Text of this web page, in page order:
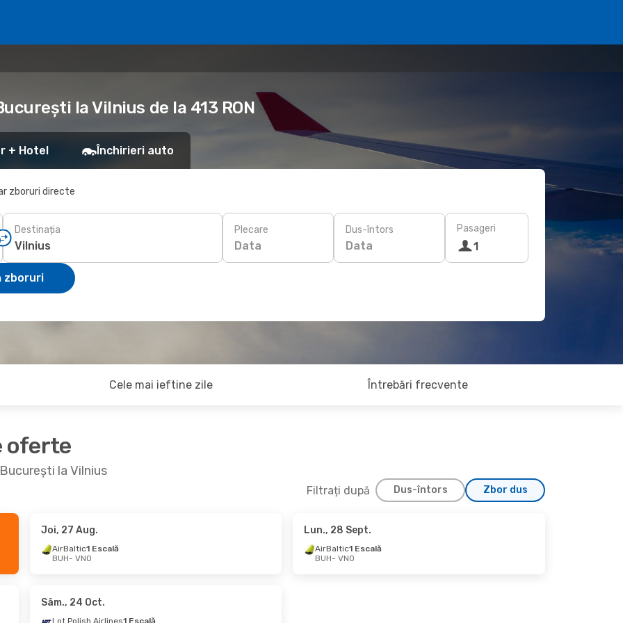
la Vilnius de la 413 RON
+ Hotel Închirieri auto
zboruri directe
Destinația Plecare
Data
Dus-întors
Data
Pasageri
1
zboruri
Cele mai ieftine zile Întrebări frecvente
oferte
la Vilnius
Filtrați după Dus-întors Zbor dus
- Mie., 2 Sept.
1 Escală
- Joi, 15 Oct.
1 Escală
Joi, 27 Aug.
AirBaltic1 Escală
BUH- VNO
Lun., 28 Sept.
AirBaltic1 Escală
BUH- VNO
Sâm., 24 Oct.
Lot Polish Airlines1 Escală